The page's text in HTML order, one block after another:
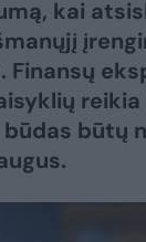
kai
Finansų
būtų